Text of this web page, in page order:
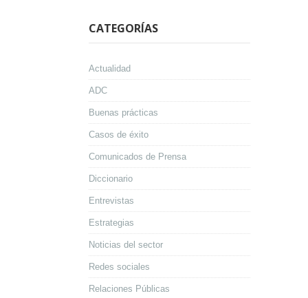
CATEGORÍAS
Actualidad
ADC
Buenas prácticas
Casos de éxito
Comunicados de Prensa
Diccionario
Entrevistas
Estrategias
Noticias del sector
Redes sociales
Relaciones Públicas